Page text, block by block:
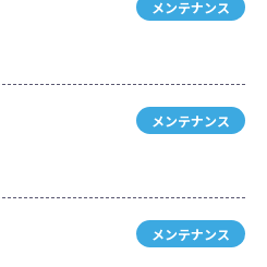
メンテナンス
メンテナンス
メンテナンス